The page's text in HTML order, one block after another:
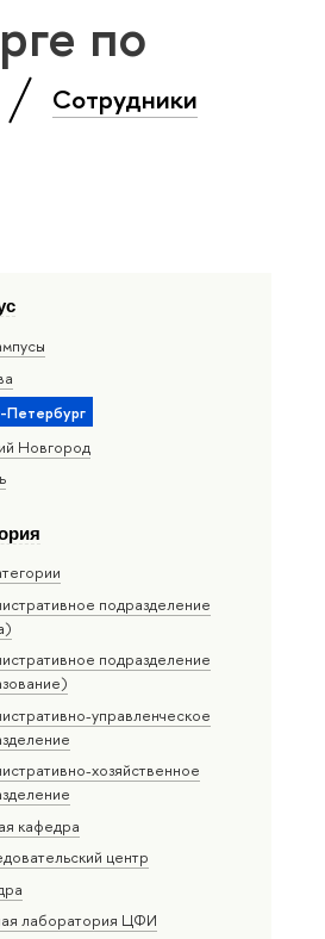
по
Сотрудники
Петербург
Новгород
подразделение
подразделение
управленческое
хозяйственное
кафедра
центр
лаборатория ЦФИ